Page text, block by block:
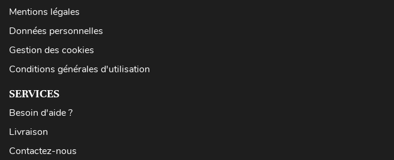
Mentions légales
Données personnelles
Gestion des cookies
Conditions générales d'utilisation
SERVICES
Besoin d'aide ?
Livraison
Contactez-nous